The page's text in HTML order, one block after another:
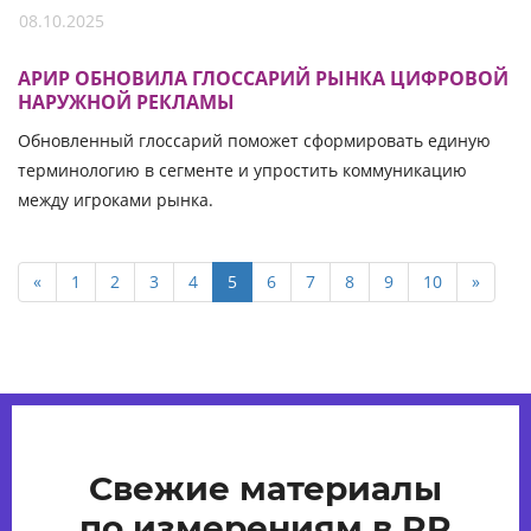
08.10.2025
АРИР ОБНОВИЛА ГЛОССАРИЙ РЫНКА ЦИФРОВОЙ
НАРУЖНОЙ РЕКЛАМЫ
Обновленный глоссарий поможет сформировать единую
терминологию в сегменте и упростить коммуникацию
между игроками рынка.
« 1 2 3 4 5 6 7 8 9 10 »
Свежие материалы